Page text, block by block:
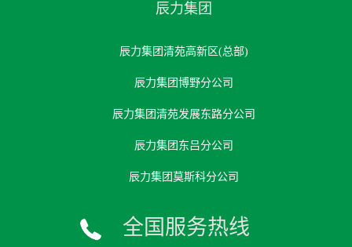
辰力集团
辰力集团清苑高新区(总部)
辰力集团博野分公司
辰力集团清苑发展东路分公司
辰力集团东吕分公司
辰力集团莫斯科分公司
全国服务热线